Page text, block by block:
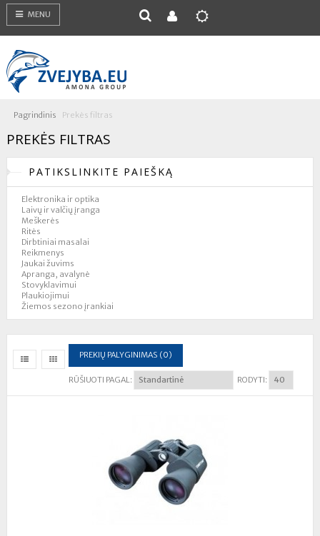
MENU
Pagrindinis Prekės filtras
PREKĖS FILTRAS
PATIKSLINKITE PAIEŠKĄ
Elektronika ir optika
Laivų ir valčių įranga
Meškerės
Ritės
Dirbtiniai masalai
Reikmenys
Jaukai žuvims
Apranga, avalynė
Stovyklavimui
Plaukiojimui
Žiemos sezono įrankiai
PREKIŲ PALYGINIMAS (0)
RŪŠIUOTI PAGAL: RODYTI: